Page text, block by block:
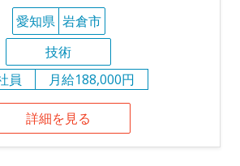
愛知県 岩倉市
技術
員
月給188,000円
詳細を見る